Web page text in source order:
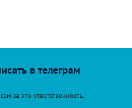
в телеграм
за это ответственность.